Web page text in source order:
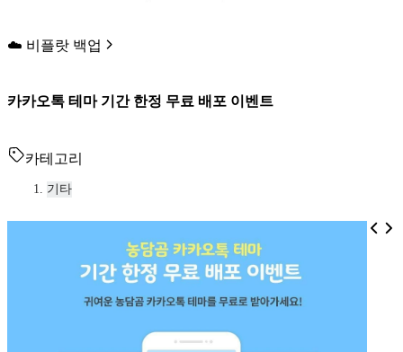
☁️ 비플랏 백업
카카오톡 테마 기간 한정 무료 배포 이벤트
카테고리
기타